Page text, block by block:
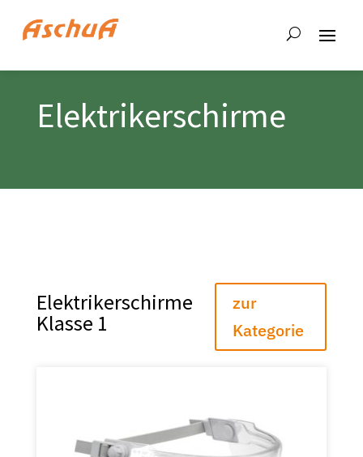
Elektrikerschirme
Elektrikerschirme
Klasse 1
zur
Kategorie